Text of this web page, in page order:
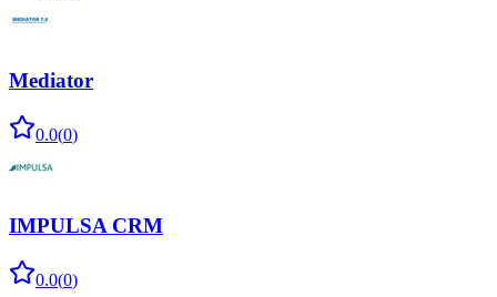
Mediator
0.0(0)
IMPULSA CRM
0.0(0)